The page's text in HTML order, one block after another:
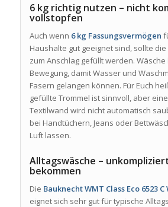
6 kg richtig nutzen – nicht
vollstopfen
Auch wenn 6 kg Fassungsvermögen
Haushalte gut geeignet sind, sollte
zum Anschlag gefüllt werden.
Bewegung, damit Wasser und
Fasern gelangen können. Für Euch
gefüllte Trommel ist sinnvoll, aber
Textilwand wird nicht automatisch
bei Handtüchern, Jeans oder
Luft lassen.
Alltagswäsche –
bekommen
Die Bauknecht WMT Class Eco 6523
eignet sich sehr gut für typische